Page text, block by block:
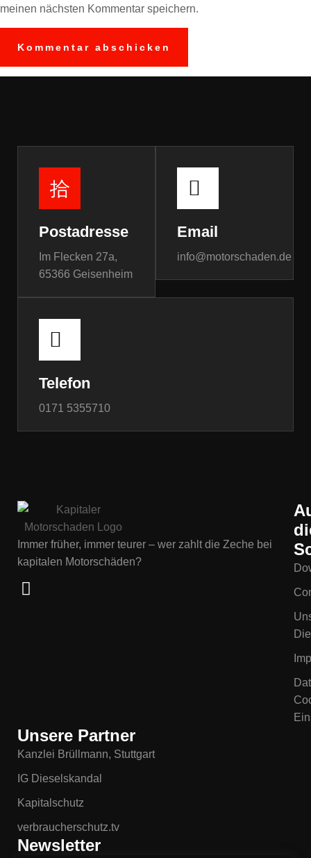
meinen nächsten Kommentar speichern.
Postadresse
Im Flecken 27a,
65366 Geisenheim
Email
info@motorschaden.de
Telefon
0171 5355710
Immer früher, immer teurer – wer zahlt die Zeche bei
kapitalen Motorschäden?
Unsere Partner
Kanzlei Brüllmann, Stuttgart
IG Dieselskandal
Kapitalschutz
verbraucherschutz.tv
Newsletter